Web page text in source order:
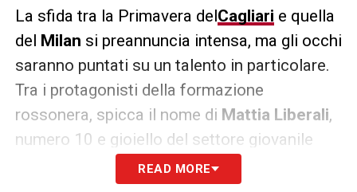
La sfida tra la Primavera delCagliari e quella
del Milan si preannuncia intensa, ma gli occhi
saranno puntati su un talento in particolare.
Tra i protagonisti della formazione
rossonera, spicca il nome di Mattia Liberali,
numero 10 e gioiello del settore giovanile
milanista. Il fantasista classe 2005 ha già
READ MORE